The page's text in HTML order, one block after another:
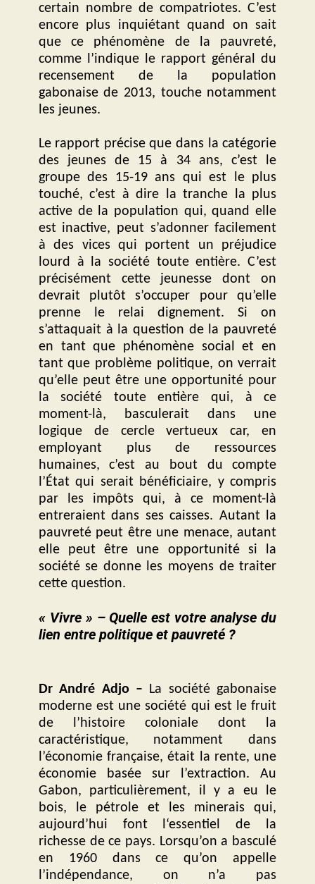
certain nombre de compatriotes. C’est
encore plus inquiétant quand on sait
que ce phénomène de la pauvreté,
comme l’indique le rapport général du
recensement de la population
gabonaise de 2013, touche notamment
les jeunes.
Le rapport précise que dans la catégorie
des jeunes de 15 à 34 ans, c’est le
groupe des 15-19 ans qui est le plus
touché, c’est à dire la tranche la plus
active de la population qui, quand elle
est inactive, peut s’adonner facilement
à des vices qui portent un préjudice
lourd à la société toute entière. C’est
précisément cette jeunesse dont on
devrait plutôt s’occuper pour qu’elle
prenne le relai dignement. Si on
s’attaquait à la question de la pauvreté
en tant que phénomène social et en
tant que problème politique, on verrait
qu’elle peut être une opportunité pour
la société toute entière qui, à ce
moment-là, basculerait dans une
logique de cercle vertueux car, en
employant plus de ressources
humaines, c’est au bout du compte
l’État qui serait bénéficiaire, y compris
par les impôts qui, à ce moment-là
entreraient dans ses caisses. Autant la
pauvreté peut être une menace, autant
elle peut être une opportunité si la
société se donne les moyens de traiter
cette question.
« Vivre » – Quelle est votre analyse du
lien entre politique et pauvreté ?
Dr André Adjo – La société gabonaise
moderne est une société qui est le fruit
de l’histoire coloniale dont la
caractéristique, notamment dans
l’économie française, était la rente, une
économie basée sur l’extraction. Au
Gabon, particulièrement, il y a eu le
bois, le pétrole et les minerais qui,
aujourd’hui font l‘essentiel de la
richesse de ce pays. Lorsqu’on a basculé
en 1960 dans ce qu’on appelle
l’indépendance, on n’a pas